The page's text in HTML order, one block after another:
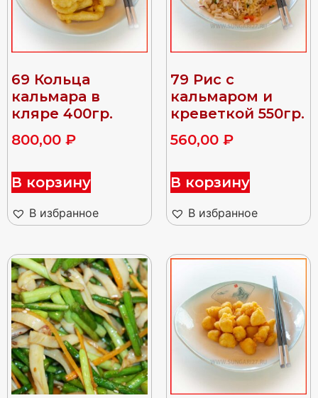
69 Кольца
кальмара в
кляре 400гр.
800,00 ₽
В корзину
В избранное
79 Рис с
кальмаром и
креветкой 550гр.
560,00 ₽
В корзину
В избранное